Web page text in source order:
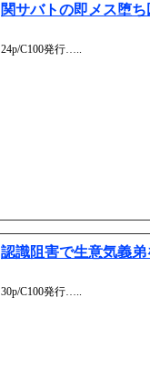
関サバトの即メス堕ち
24p/C100発行…..
認識阻害で生意気義
30p/C100発行…..